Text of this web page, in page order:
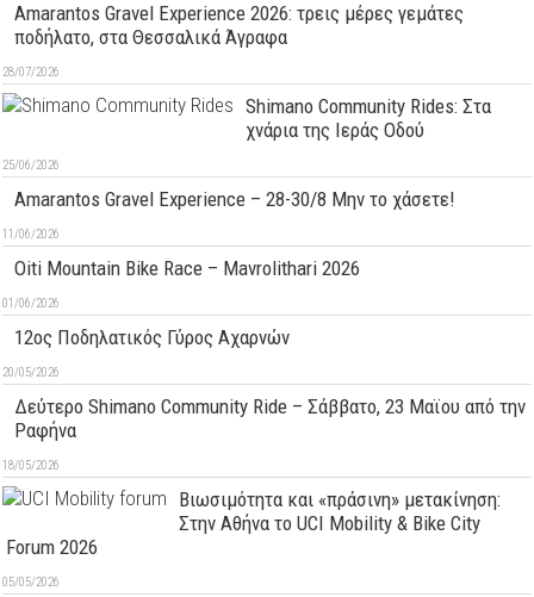
Amarantos Gravel Experience 2026: τρεις μέρες γεμάτες
ποδήλατο, στα Θεσσαλικά Άγραφα
28/07/2026
Shimano Community Rides: Στα
χνάρια της Ιεράς Οδού
25/06/2026
Amarantos Gravel Experience – 28-30/8 Μην το χάσετε!
11/06/2026
Oiti Mountain Bike Race – Mavrolithari 2026
01/06/2026
12ος Ποδηλατικός Γύρος Αχαρνών
20/05/2026
Δεύτερo Shimano Community Ride – Σάββατο, 23 Μαϊου από την
Ραφήνα
18/05/2026
Βιωσιμότητα και «πράσινη» μετακίνηση:
Στην Αθήνα το UCI Mobility & Bike City
Forum 2026
05/05/2026